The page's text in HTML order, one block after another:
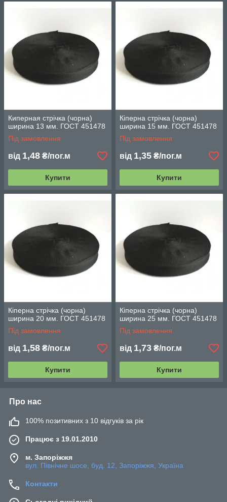
Киперная стрічка (чорна)
ширина 13 мм. ГОСТ 451478
Під замовлення
від 1,48 ₴/пог.м
Купити
Кіперна стрічка (чорна)
ширина 15 мм. ГОСТ 451478
Під замовлення
від 1,35 ₴/пог.м
Купити
Кіперна стрічка (чорна)
ширина 20 мм. ГОСТ 451478
Під замовлення
від 1,58 ₴/пог.м
Купити
Кіперна стрічка (чорна)
ширина 25 мм. ГОСТ 451478
Під замовлення
від 1,73 ₴/пог.м
Купити
Про нас
100% позитивних з 10 відгуків за рік
Працює з 19.01.2010
м. Запоріжжя
вул. Північне шосе, буд. 12, Запоріжжя, Україна
Контакти